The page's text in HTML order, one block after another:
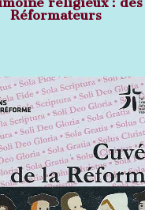
Réformateurs